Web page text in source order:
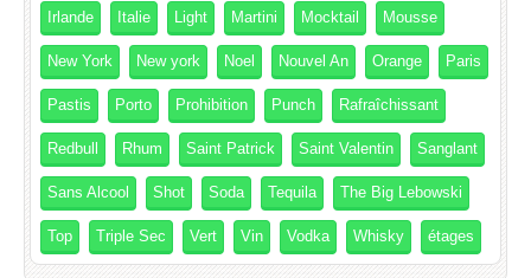
Irlande Italie Light Martini Mocktail Mousse
New York New york Noel Nouvel An Orange Paris
Pastis Porto Prohibition Punch Rafraîchissant
Redbull Rhum Saint Patrick Saint Valentin Sanglant
Sans Alcool Shot Soda Tequila The Big Lebowski
Top Triple Sec Vert Vin Vodka Whisky étages